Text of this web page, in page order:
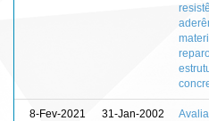
8-Fev-2021 31-Jan-2002